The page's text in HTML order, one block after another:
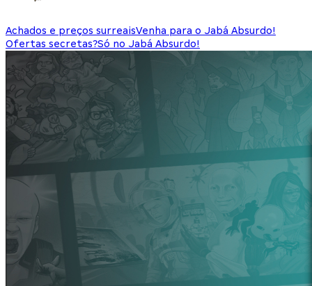
Achados e preços surreaisVenha para o Jabá Absurdo!
Ofertas secretas?Só no Jabá Absurdo!